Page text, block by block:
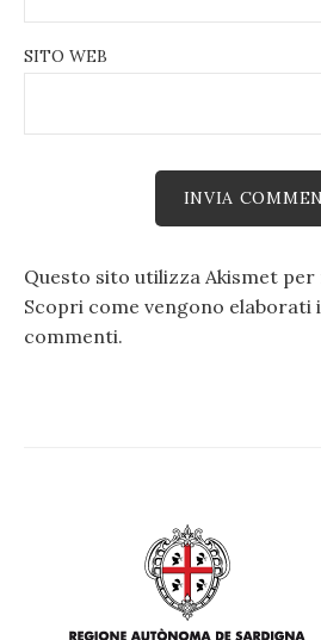
SITO WEB
Questo sito utilizza Akismet
Scopri come vengono elaborati
commenti.